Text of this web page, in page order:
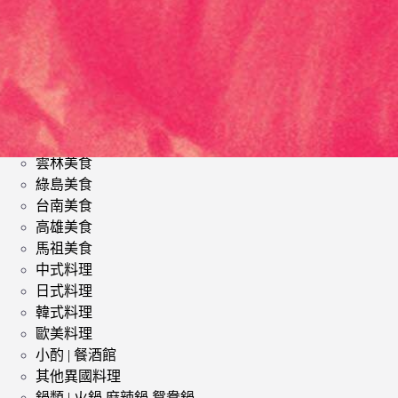
影評 | 電影感想
台北美食
台中美食
宜蘭美食
苗栗美食
雲林美食
綠島美食
台南美食
高雄美食
馬祖美食
中式料理
日式料理
韓式料理
歐美料理
小酌 | 餐酒館
其他異國料理